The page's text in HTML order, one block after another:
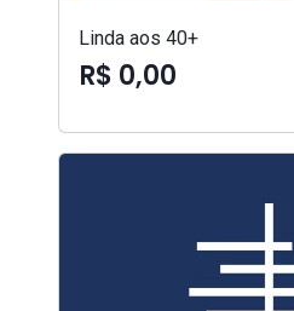
Linda aos 40+
R$ 0,00